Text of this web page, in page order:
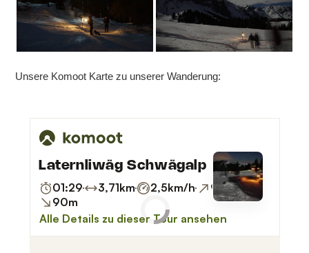
Unsere Komoot Karte zu unserer Wanderung: